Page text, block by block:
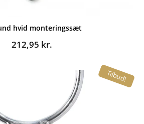
hvid monteringssæt
212,95 kr.
Tilbud!